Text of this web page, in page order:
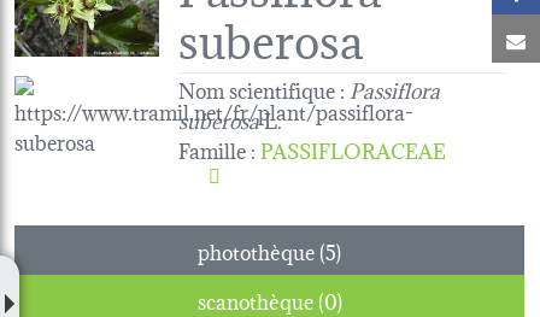
suberosa
Nom scientifique : Passiflora
suberosaL.
Famille:PASSIFLORACEAE
photothèque (5)
scanothèque (0)